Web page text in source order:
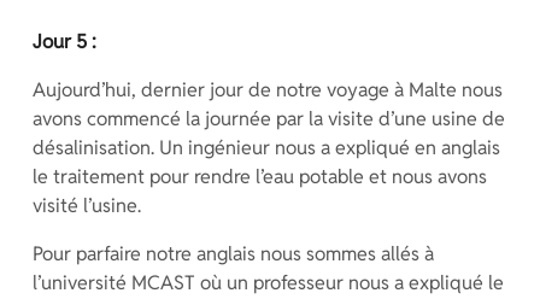
Jour 5 :
Aujourd’hui, dernier jour de notre voyage à Malte nous
avons commencé la journée par la visite d’une usine de
désalinisation. Un ingénieur nous a expliqué en anglais
le traitement pour rendre l’eau potable et nous avons
visité l’usine.
Pour parfaire notre anglais nous sommes allés à
l’université MCAST où un professeur nous a expliqué le